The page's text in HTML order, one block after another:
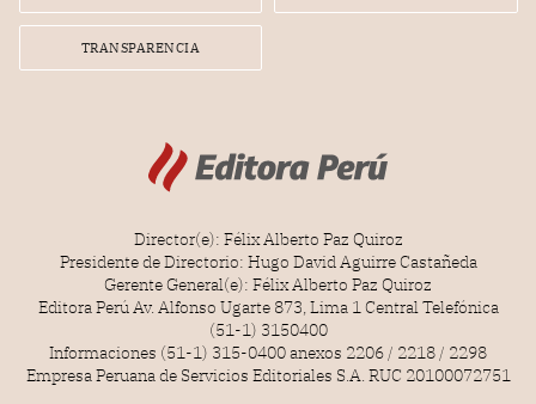
TRANSPARENCIA
Director(e): Félix Alberto Paz Quiroz
Presidente de Directorio: Hugo David Aguirre Castañeda
Gerente General(e): Félix Alberto Paz Quiroz
Editora Perú Av. Alfonso Ugarte 873, Lima 1 Central Telefónica
(51-1) 3150400
Informaciones (51-1) 315-0400 anexos 2206 / 2218 / 2298
Empresa Peruana de Servicios Editoriales S.A. RUC 20100072751